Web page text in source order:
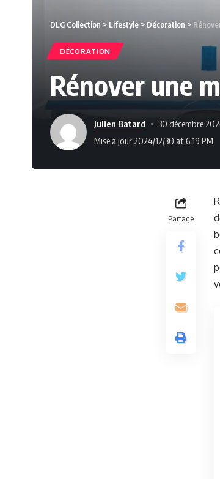
DLG Collection > Lifestyle > Décoration >
DÉCORATION
Rénover une
Julien Batard
30 décembre
Mise à jour 2024/12/30 at 6:19 PM
Partage